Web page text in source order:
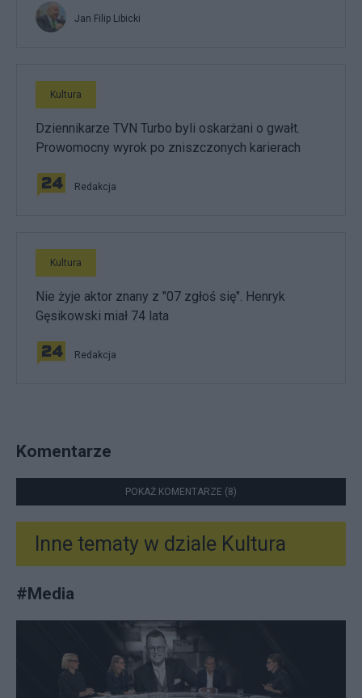
Jan Filip Libicki
Kultura
Dziennikarze TVN Turbo byli oskarżani o gwałt.
Prowomocny wyrok po zniszczonych karierach
Redakcja
Kultura
Nie żyje aktor znany z "07 zgłoś się". Henryk
Gęsikowski miał 74 lata
Redakcja
Komentarze
POKAŻ KOMENTARZE (8)
Inne tematy w dziale Kultura
#Media